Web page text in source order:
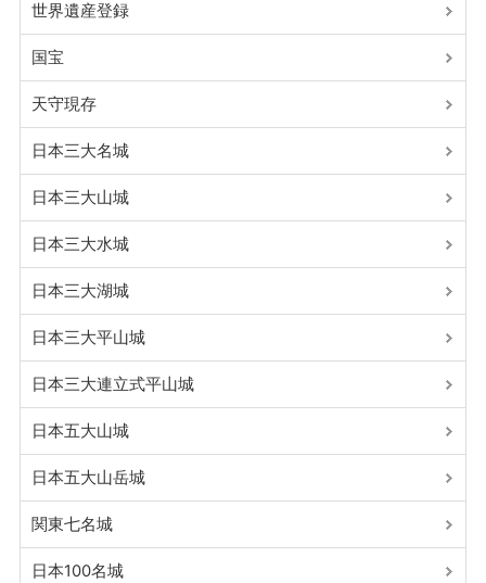
世界遺産登録
国宝
天守現存
日本三大名城
日本三大山城
日本三大水城
日本三大湖城
日本三大平山城
日本三大連立式平山城
日本五大山城
日本五大山岳城
関東七名城
日本100名城